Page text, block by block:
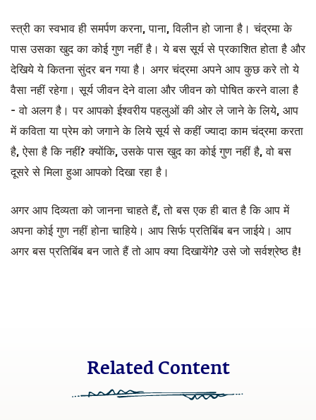
स्त्री का स्वभाव ही समर्पण करना, पाना, विलीन हो जाना है। चंद्रमा के
पास उसका खुद का कोई गुण नहीं है। ये बस सूर्य से प्रकाशित होता है और
देखिये ये कितना सुंदर बन गया है। अगर चंद्रमा अपने आप कुछ करे तो ये
वैसा नहीं रहेगा। सूर्य जीवन देने वाला और जीवन को पोषित करने वाला है
- वो अलग है। पर आपको ईश्वरीय पहलुओं की ओर ले जाने के लिये, आप
में कविता या प्रेम को जगाने के लिये सूर्य से कहीं ज्यादा काम चंद्रमा करता
है, ऐसा है कि नहीं? क्योंकि, उसके पास खुद का कोई गुण नहीं है, वो बस
दूसरे से मिला हुआ आपको दिखा रहा है।
अगर आप दिव्यता को जानना चाहते हैं, तो बस एक ही बात है कि आप में
अपना कोई गुण नहीं होना चाहिये। आप सिर्फ प्रतिबिंब बन जाईये। आप
अगर बस प्रतिबिंब बन जाते हैं तो आप क्या दिखायेंगे? उसे जो सर्वश्रेष्ठ है!
Related Content